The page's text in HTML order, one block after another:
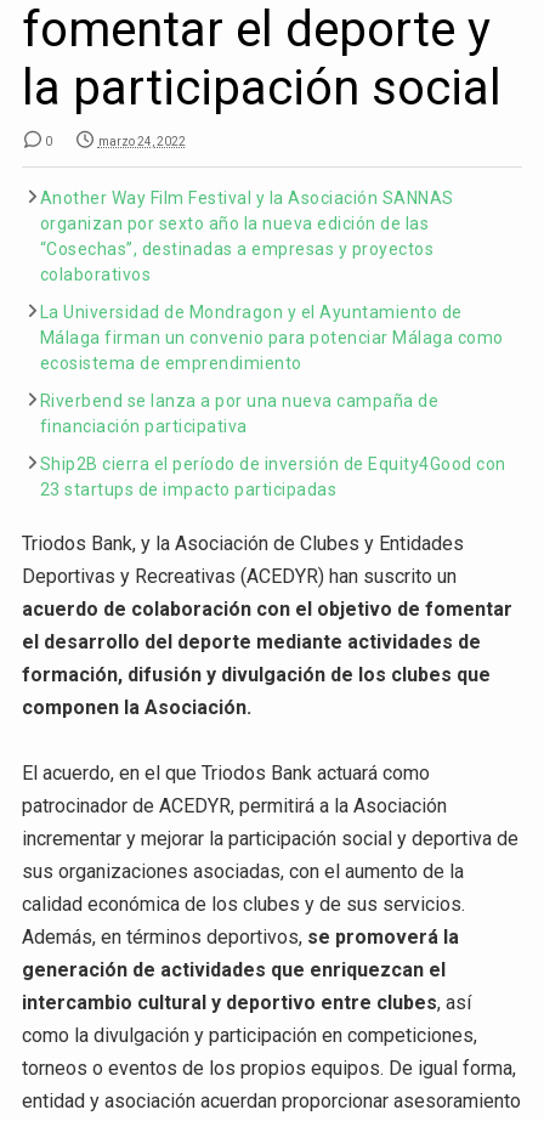
fomentar el deporte y
la participación social
0 marzo 24, 2022
Another Way Film Festival y la Asociación SANNAS
organizan por sexto año la nueva edición de las
“Cosechas”, destinadas a empresas y proyectos
colaborativos
La Universidad de Mondragon y el Ayuntamiento de
Málaga firman un convenio para potenciar Málaga como
ecosistema de emprendimiento
Riverbend se lanza a por una nueva campaña de
financiación participativa
Ship2B cierra el período de inversión de Equity4Good con
23 startups de impacto participadas
Triodos Bank, y la Asociación de Clubes y Entidades
Deportivas y Recreativas (ACEDYR) han suscrito un
acuerdo de colaboración con el objetivo de fomentar
el desarrollo del deporte mediante actividades de
formación, difusión y divulgación de los clubes que
componen la Asociación.
El acuerdo, en el que Triodos Bank actuará como
patrocinador de ACEDYR, permitirá a la Asociación
incrementar y mejorar la participación social y deportiva de
sus organizaciones asociadas, con el aumento de la
calidad económica de los clubes y de sus servicios.
Además, en términos deportivos, se promoverá la
generación de actividades que enriquezcan el
intercambio cultural y deportivo entre clubes, así
como la divulgación y participación en competiciones,
torneos o eventos de los propios equipos. De igual forma,
entidad y asociación acuerdan proporcionar asesoramiento